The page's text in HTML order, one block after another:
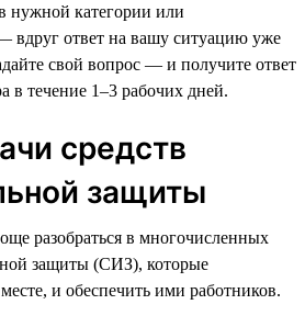
нужной категории или
вдруг ответ на вашу ситуацию уже
свой вопрос — и получите ответ
в течение 1–3 рабочих дней.
средств
защиты
разобраться в многочисленных
защиты (СИЗ), которые
и обеспечить ими работников.